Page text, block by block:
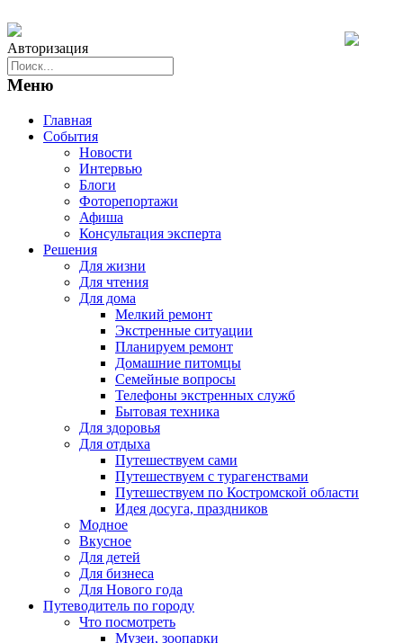
Авторизация
Меню
Главная
События
Новости
Интервью
Блоги
Фоторепортажи
Афиша
Консультация эксперта
Решения
Для жизни
Для чтения
Для дома
Мелкий ремонт
Экстренные ситуации
Планируем ремонт
Домашние питомцы
Семейные вопросы
Телефоны экстренных служб
Бытовая техника
Для здоровья
Для отдыха
Путешествуем сами
Путешествуем с турагенствами
Путешествуем по Костромской области
Идея досуга, праздников
Модное
Вкусное
Для детей
Для бизнеса
Для Нового года
Путеводитель по городу
Что посмотреть
Музеи, зоопарки